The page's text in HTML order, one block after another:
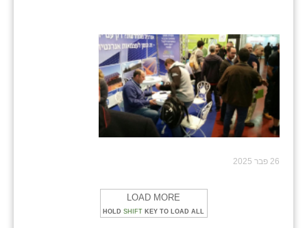
26 פבר 2025
LOAD MORE
HOLD SHIFT KEY TO LOAD ALL